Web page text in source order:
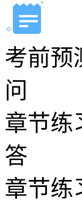
考前预
问
章节练
答
章节练